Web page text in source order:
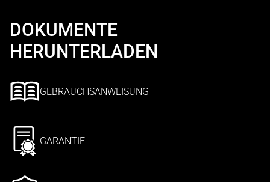
DOKUMENTE
HERUNTERLADEN
GEBRAUCHSANWEISUNG
GARANTIE